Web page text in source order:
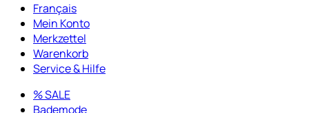
Français
Mein Konto
Merkzettel
Warenkorb
Service & Hilfe
% SALE
Bademode